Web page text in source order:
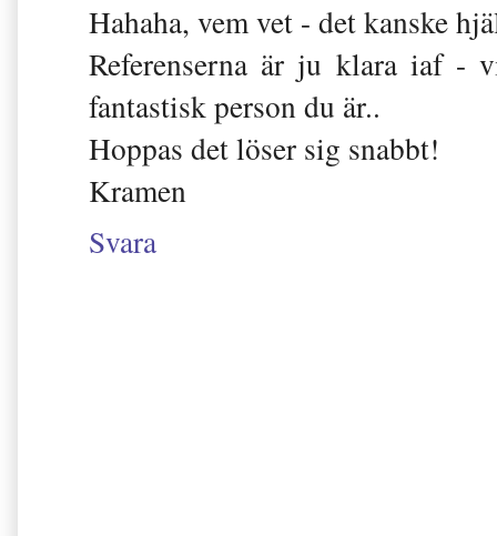
Hahaha, vem vet - det kanske
Referenserna är ju klara iaf -
fantastisk person du är..
Hoppas det löser sig snabbt!
Kramen
Svara